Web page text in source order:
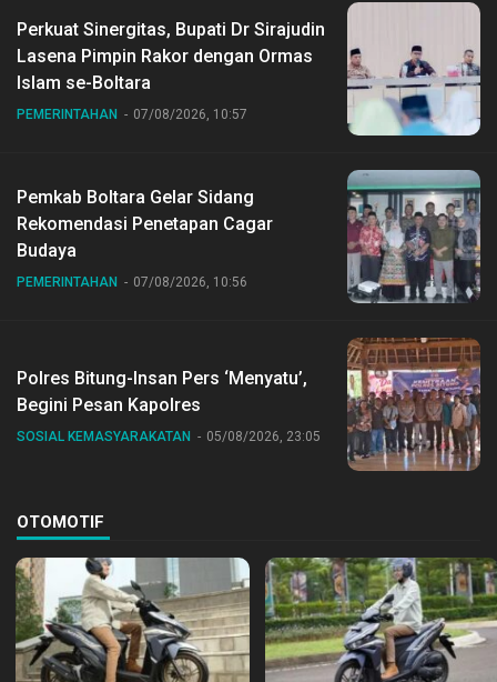
Perkuat Sinergitas, Bupati Dr Sirajudin
Lasena Pimpin Rakor dengan Ormas
Islam se-Boltara
PEMERINTAHAN 07/08/2026, 10:57
Pemkab Boltara Gelar Sidang
Rekomendasi Penetapan Cagar
Budaya
PEMERINTAHAN 07/08/2026, 10:56
Polres Bitung-Insan Pers ‘Menyatu’,
Begini Pesan Kapolres
SOSIAL KEMASYARAKATAN 05/08/2026, 23:05
OTOMOTIF